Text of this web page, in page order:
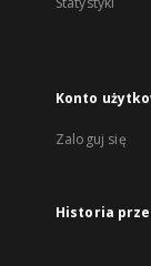
Konto
Zaloguj się
Historia